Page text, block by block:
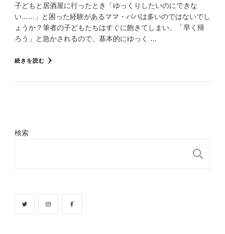
子どもと居酒屋に行ったとき「ゆっくりしたいのにできな
い……」と困った経験があるママ・パパは多いのではないでし
ょうか？筆者の子どもたちはすぐに飽きてしまい、「早く帰
ろう」と急かされるので、基本的にゆっく …
続きを読む
検索